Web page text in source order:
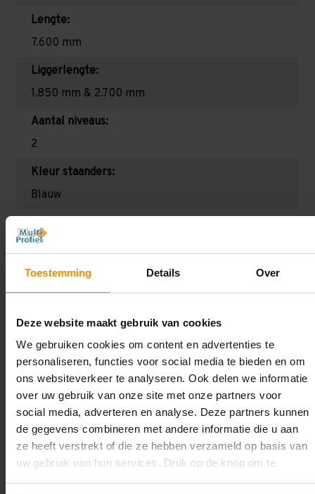
Toestemming Details Over
Deze website maakt gebruik van cookies
We gebruiken cookies om content en advertenties te
personaliseren, functies voor social media te bieden en om
ons websiteverkeer te analyseren. Ook delen we informatie
over uw gebruik van onze site met onze partners voor
social media, adverteren en analyse. Deze partners kunnen
de gegevens combineren met andere informatie die u aan
ze heeft verstrekt of die ze hebben verzameld op basis van
uw gebruik van hun services. Druk op de knop om te
Lengte:
7.600 mm
Liggerlengte:
1.850 mm & 2.700 mm
Aantal niveaus:
2
Kleur staanders:
Blauw
2.650 kg (1.325 kg per pallet) & 2.700 mm is
Maximale jukbelasting:
Oplossing op maat nodig?
Wij kunnen je helpen!